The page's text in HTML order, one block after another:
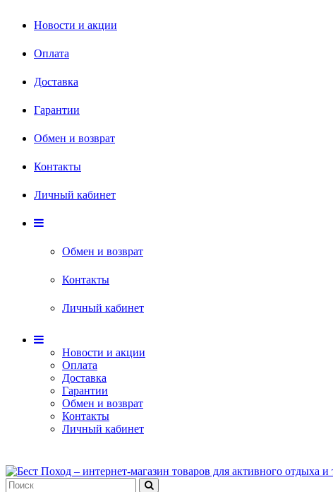
Новости и акции
Оплата
Доставка
Гарантии
Обмен и возврат
Контакты
Личный кабинет
Обмен и возврат
Контакты
Личный кабинет
Новости и акции
Оплата
Доставка
Гарантии
Обмен и возврат
Контакты
Личный кабинет